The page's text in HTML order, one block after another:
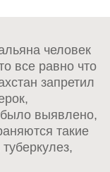
человек
все равно что
запретил
выявлено,
такие